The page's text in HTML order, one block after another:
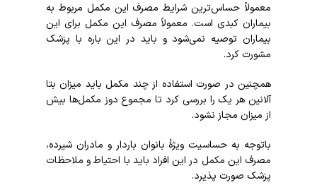
معمولاً حساس‌ترین شرایط مصرف این مکمل مربوط به
بیماران کبدی است. معمولاً مصرف این مکمل برای این
بیماران توصیه نمی‌شود و باید در این باره با پزشک
مشورت کرد.
همچنین در صورت استفاده از چند مکمل باید میزان بتا
آلانین هر یک را بررسی کرد تا مجموع دوز مکمل‌ها بیش
از میزان مجاز نشود.
باتوجه به حساسیت ویژۀ بانوان باردار و مادران شیرده،
مصرف این مکمل در این افراد باید با احتیاط و ملاحظات
پزشک صورت پذیرد.